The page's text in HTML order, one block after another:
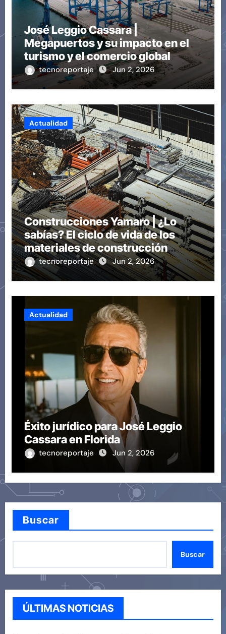
José Leggio Cassara |
Megapuertos y su impacto en el
turismo y el comercio global
tecnoreportaje Jun 2, 2026
Actualidad
Construcciones Yamaro | ¿Lo
sabías? El ciclo de vida de los
materiales de construcción
revoluciona eficiencia en
proyectos modernos
tecnoreportaje Jun 2, 2026
Actualidad
Éxito jurídico para José Leggio
Cassara en Florida
tecnoreportaje Jun 2, 2026
Buscar
Buscar
ÚLTIMAS NOTICIAS